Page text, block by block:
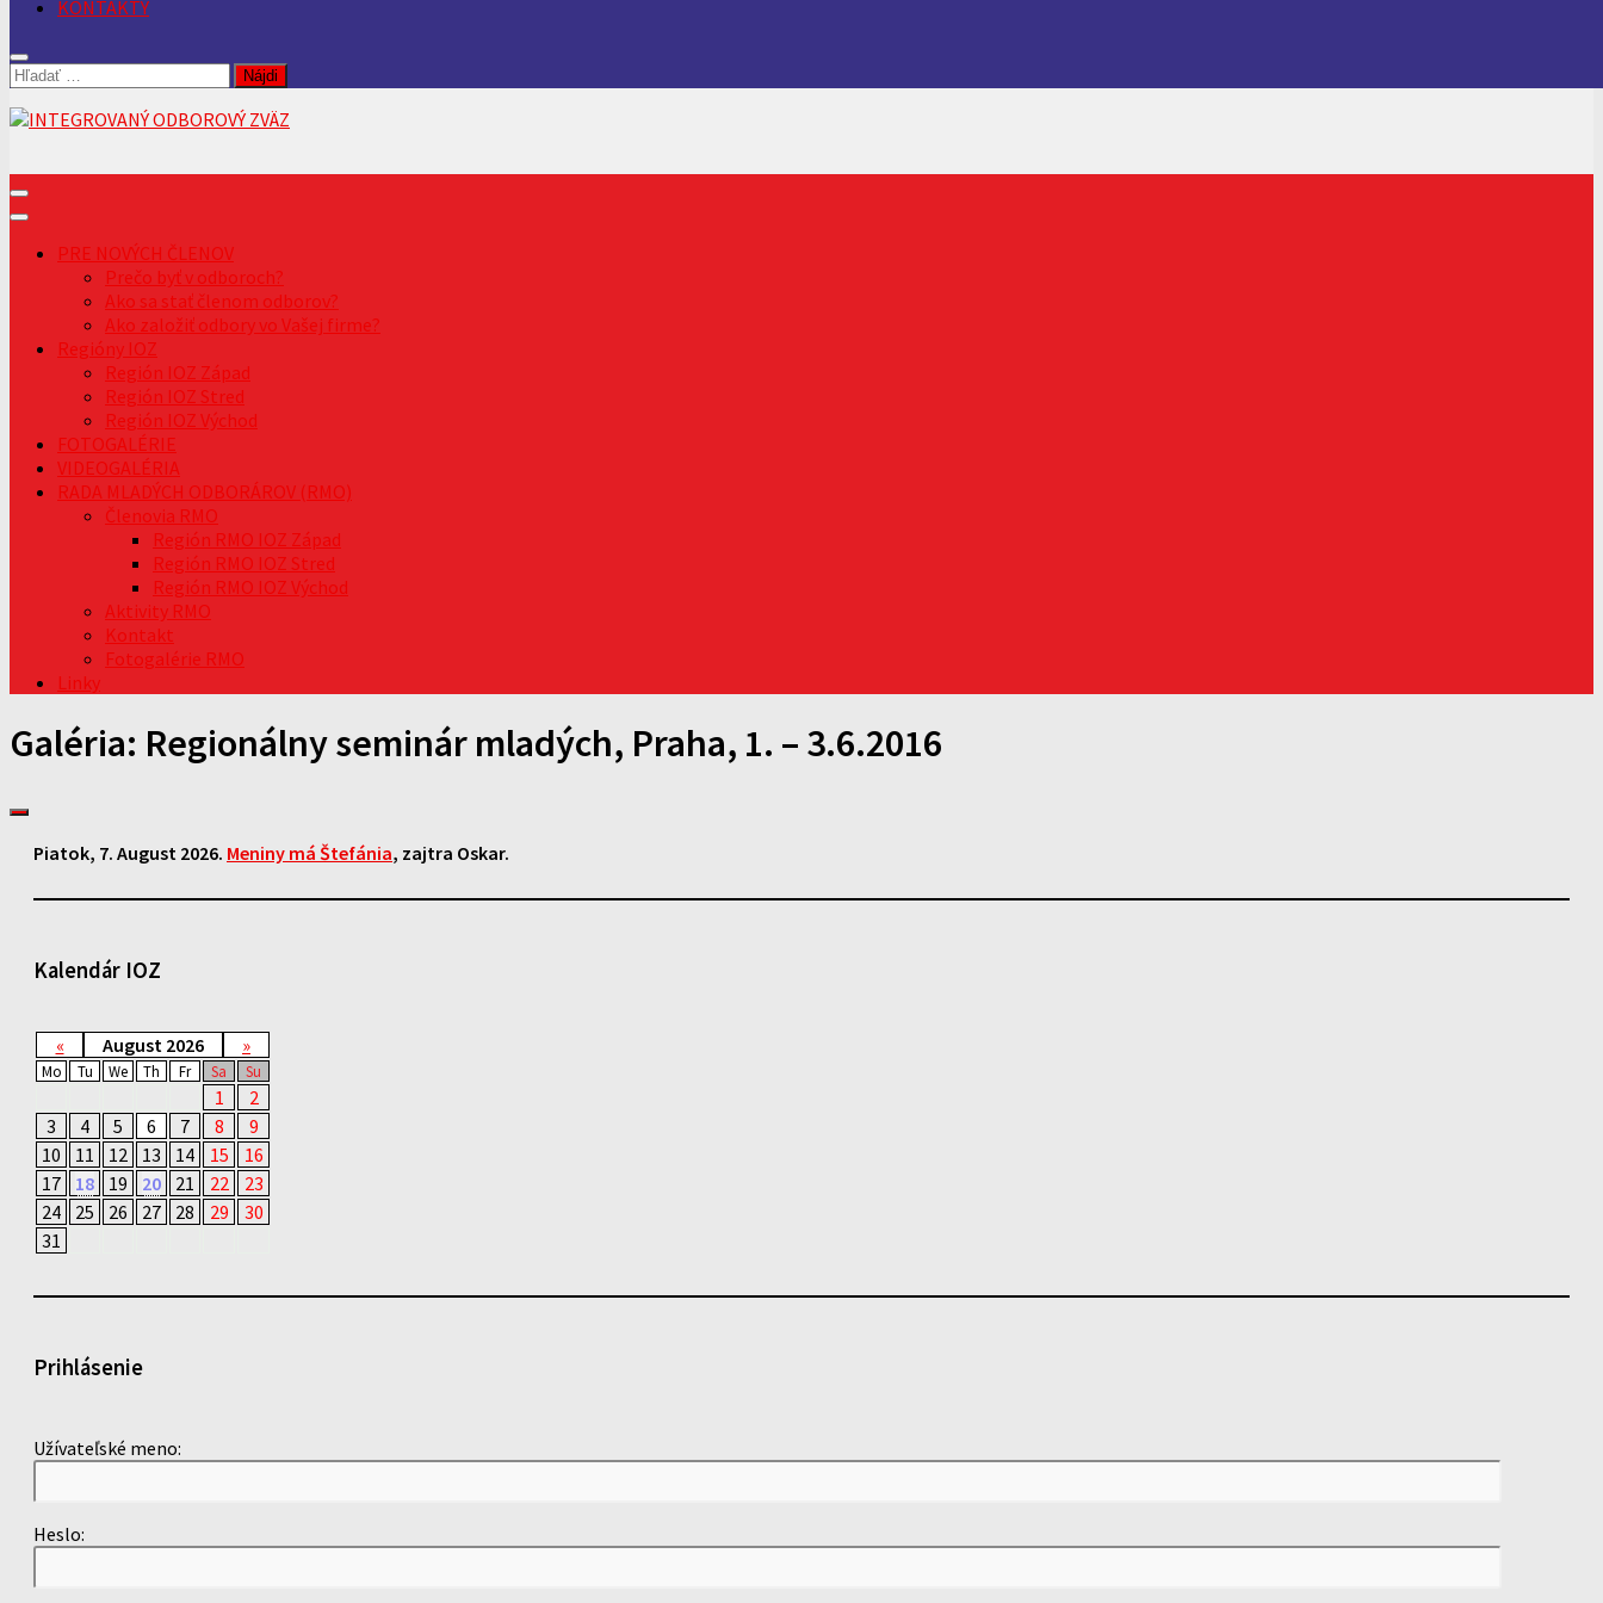
KONTAKTY
Hľadať:
PRE NOVÝCH ČLENOV
Prečo byť v odboroch?
Ako sa stať členom odborov?
Ako založiť odbory vo Vašej firme?
Regióny IOZ
Región IOZ Západ
Región IOZ Stred
Región IOZ Východ
FOTOGALÉRIE
VIDEOGALÉRIA
RADA MLADÝCH ODBORÁROV (RMO)
Členovia RMO
Región RMO IOZ Západ
Región RMO IOZ Stred
Región RMO IOZ Východ
Aktivity RMO
Kontakt
Fotogalérie RMO
Linky
Galéria: Regionálny seminár mladých, Praha, 1. – 3.6.2016
Piatok, 7. August 2026. Meniny má Štefánia, zajtra Oskar.
Kalendár IOZ
« August 2026 »
Mo Tu We Th Fr Sa Su
1
2
3
4 5 6 7 8
9
10
11 12 13 14 15
16
17
18 19 20 21 22
23
24
25 26 27 28 29
30
31
Prihlásenie
Užívateľské meno:
Heslo: